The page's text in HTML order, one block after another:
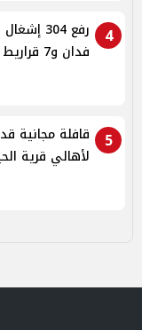
4
رفع 304
فدان و7 قراريط ببنى سويف
5
لأهالي قرية